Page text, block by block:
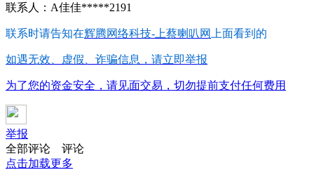
联系人：A佳佳*****2191
联系时请告知在辉腾网络科技-上蔡喇叭网 上面看到的
如遇无效、虚假、诈骗信息，请立即举报
为了您的资金安全，请见面交易，切勿提前支付任何费用
举报
全部评论
评论
点击加载更多